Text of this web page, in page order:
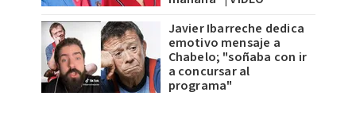
Javier Ibarreche dedica
emotivo mensaje a
Chabelo; "soñaba con ir
a concursar al
programa"